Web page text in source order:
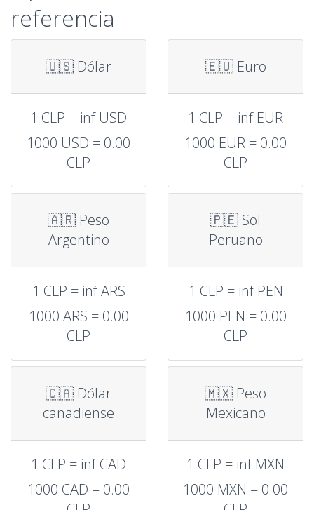
referencia
🇺🇸 Dólar
1 CLP = inf USD
1000 USD = 0.00
CLP
🇪🇺 Euro
1 CLP = inf EUR
1000 EUR = 0.00
CLP
🇦🇷 Peso
Argentino
1 CLP = inf ARS
1000 ARS = 0.00
CLP
🇵🇪 Sol
Peruano
1 CLP = inf PEN
1000 PEN = 0.00
CLP
🇨🇦 Dólar
canadiense
1 CLP = inf CAD
1000 CAD = 0.00
🇲🇽 Peso
Mexicano
1 CLP = inf MXN
1000 MXN = 0.00